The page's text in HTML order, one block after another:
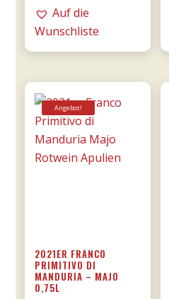
DOCG
0,75l
Menge
Auf die
Wunschliste
Angebot!
2021ER FRANCO
PRIMITIVO DI
MANDURIA – MAJO
0,75L